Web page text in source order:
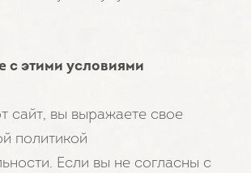
с этими условиями
сайт, вы выражаете свое
политикой
Если вы не согласны с